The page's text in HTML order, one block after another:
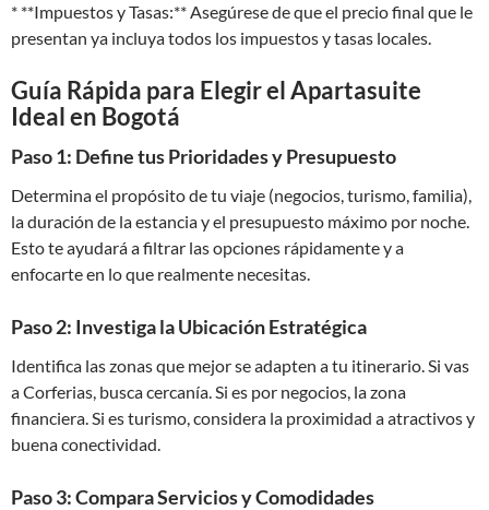
* **Impuestos y Tasas:** Asegúrese de que el precio final que le
presentan ya incluya todos los impuestos y tasas locales.
Guía Rápida para Elegir el Apartasuite
Ideal en Bogotá
Paso 1: Define tus Prioridades y Presupuesto
Determina el propósito de tu viaje (negocios, turismo, familia),
la duración de la estancia y el presupuesto máximo por noche.
Esto te ayudará a filtrar las opciones rápidamente y a
enfocarte en lo que realmente necesitas.
Paso 2: Investiga la Ubicación Estratégica
Identifica las zonas que mejor se adapten a tu itinerario. Si vas
a Corferias, busca cercanía. Si es por negocios, la zona
financiera. Si es turismo, considera la proximidad a atractivos y
buena conectividad.
Paso 3: Compara Servicios y Comodidades